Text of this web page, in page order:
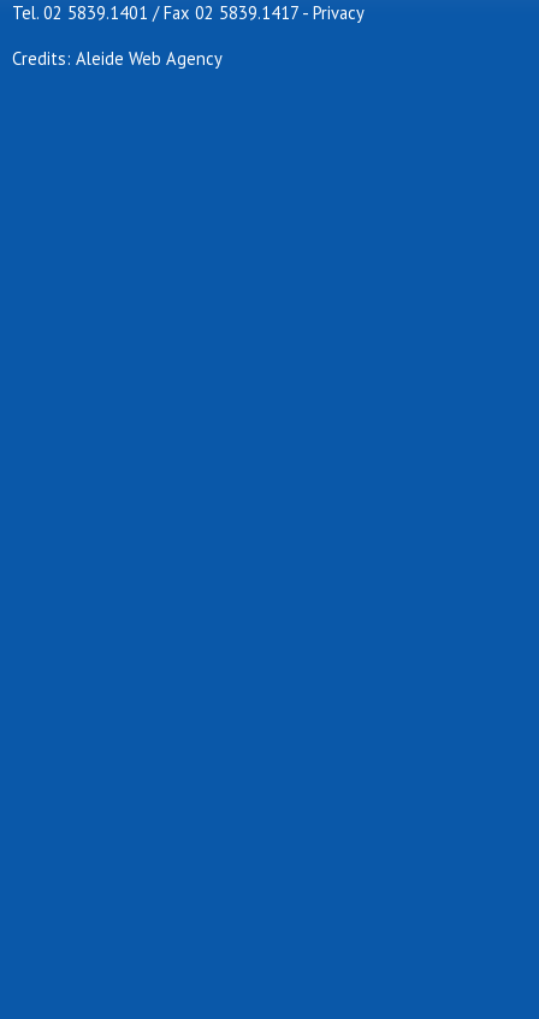
Tel. 02 5839.1401 / Fax 02 5839.1417 - Privacy
Credits: Aleide Web Agency